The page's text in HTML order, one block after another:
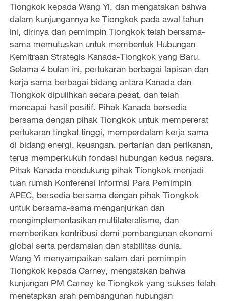
Tiongkok kepada Wang Yi, dan mengatakan bahwa
dalam kunjungannya ke Tiongkok pada awal tahun
ini, dirinya dan pemimpin Tiongkok telah bersama-
sama memutuskan untuk membentuk Hubungan
Kemitraan Strategis Kanada-Tiongkok yang Baru.
Selama 4 bulan ini, pertukaran berbagai lapisan dan
kerja sama berbagai bidang antara Kanada dan
Tiongkok dipulihkan secara pesat, dan telah
mencapai hasil positif. Pihak Kanada bersedia
bersama dengan pihak Tiongkok untuk mempererat
pertukaran tingkat tinggi, memperdalam kerja sama
di bidang energi, keuangan, pertanian dan perikanan,
terus memperkukuh fondasi hubungan kedua negara.
Pihak Kanada mendukung pihak Tiongkok menjadi
tuan rumah Konferensi Informal Para Pemimpin
APEC, bersedia bersama dengan pihak Tiongkok
untuk bersama-sama menganjurkan dan
mengimplementasikan multilateralisme, dan
memberikan kontribusi demi pembangunan ekonomi
global serta perdamaian dan stabilitas dunia.
Wang Yi menyampaikan salam dari pemimpin
Tiongkok kepada Carney, mengatakan bahwa
kunjungan PM Carney ke Tiongkok yang sukses telah
menetapkan arah pembangunan hubungan